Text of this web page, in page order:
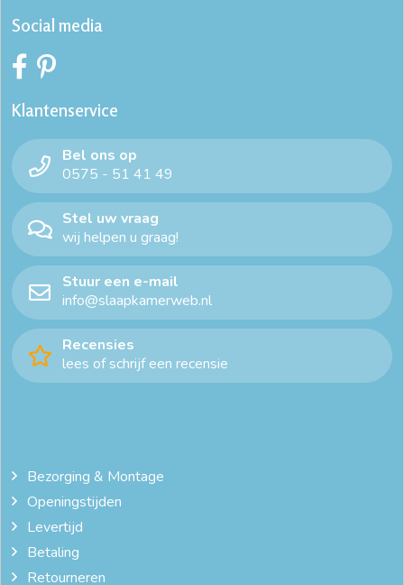
Social media
Klantenservice
Bel ons op
0575 - 51 41 49
Stel uw vraag
wij helpen u graag!
Stuur een e-mail
info@slaapkamerweb.nl
Recensies
lees of schrijf een recensie
Bezorging & Montage
Openingstijden
Levertijd
Betaling
Retourneren